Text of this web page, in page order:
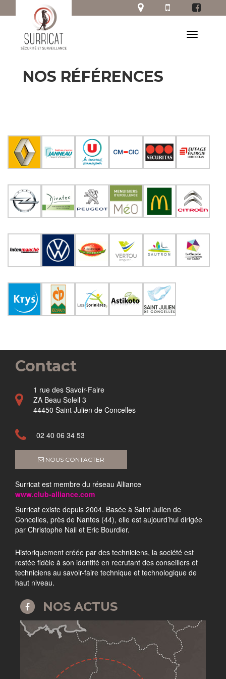
NOS RÉFÉRENCES
Contact
1 rue des Savoir-Faire
ZA Beau Soleil 3
44450 Saint Julien de Concelles
02 40 06 34 53
NOUS CONTACTER
Surricat est membre du réseau Alliance
www.club-alliance.com
Surricat existe depuis 2004. Basée à Saint Julien de
Concelles, près de Nantes (44), elle est aujourd’hui dirigée
par Christophe Nail et Eric Bourdier.
Historiquement créée par des techniciens, la société est
restée fidèle à son identité en recrutant des conseillers et
techniciens au savoir-faire technique et technologique de
haut niveau.
NOS ACTUS